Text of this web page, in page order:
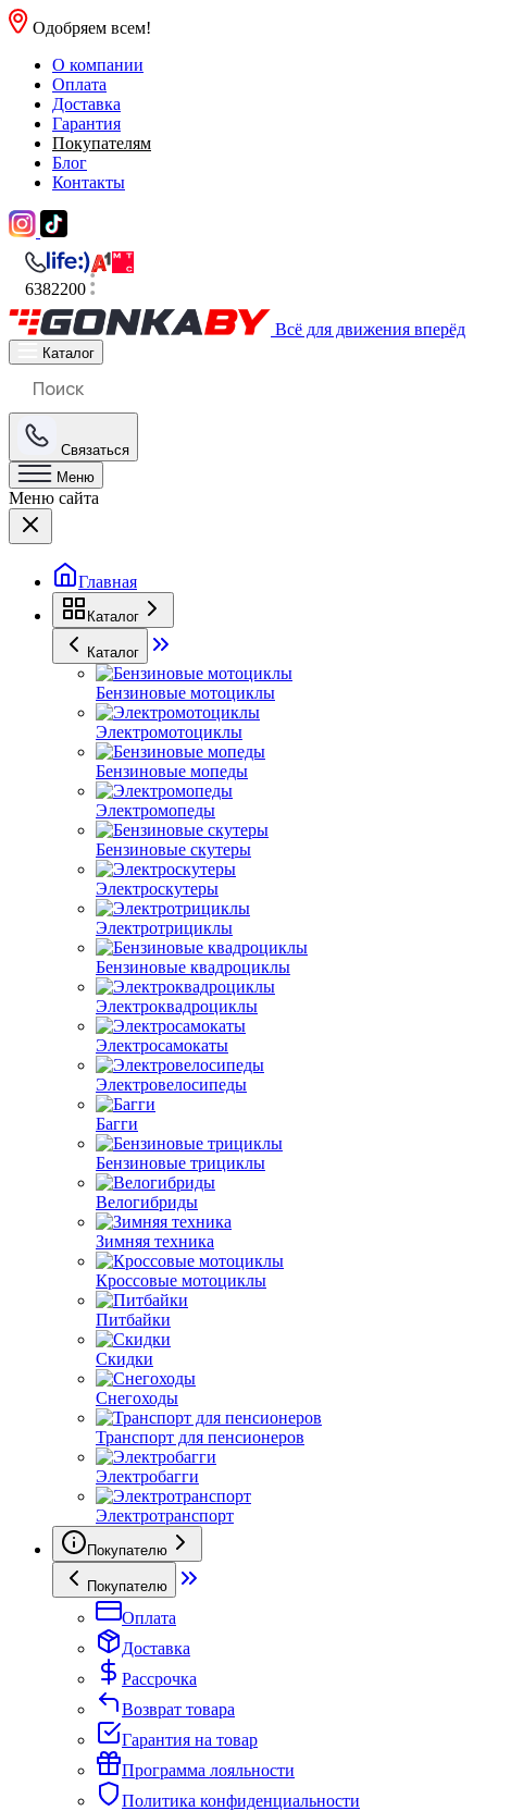
Одобряем всем!
О компании
Оплата
Доставка
Гарантия
Покупателям
Блог
Контакты
6382200
Всё для движения вперёд
Каталог
Связаться
Меню
Меню сайта
Главная
Каталог
Каталог
Бензиновые мотоциклы
Электромотоциклы
Бензиновые мопеды
Электромопеды
Бензиновые скутеры
Электроскутеры
Электротрициклы
Бензиновые квадроциклы
Электроквадроциклы
Электросамокаты
Электровелосипеды
Багги
Бензиновые трициклы
Велогибриды
Зимняя техника
Кроссовые мотоциклы
Питбайки
Скидки
Снегоходы
Транспорт для пенсионеров
Электробагги
Электротранспорт
Покупателю
Покупателю
Оплата
Доставка
Рассрочка
Возврат товара
Гарантия на товар
Программа лояльности
Политика конфиденциальности